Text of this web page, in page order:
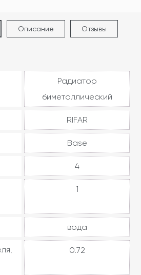
Описание Отзывы
Радиатор
биметаллический
RIFAR
Base
4
1
вода
0.72